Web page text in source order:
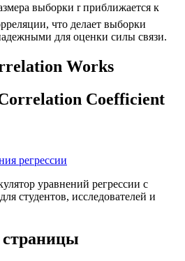
выборки r приближается к
что делает выборки
для оценки силы связи.
Works
Coefficient
регрессии
уравнений регрессии с
студентов, исследователей и